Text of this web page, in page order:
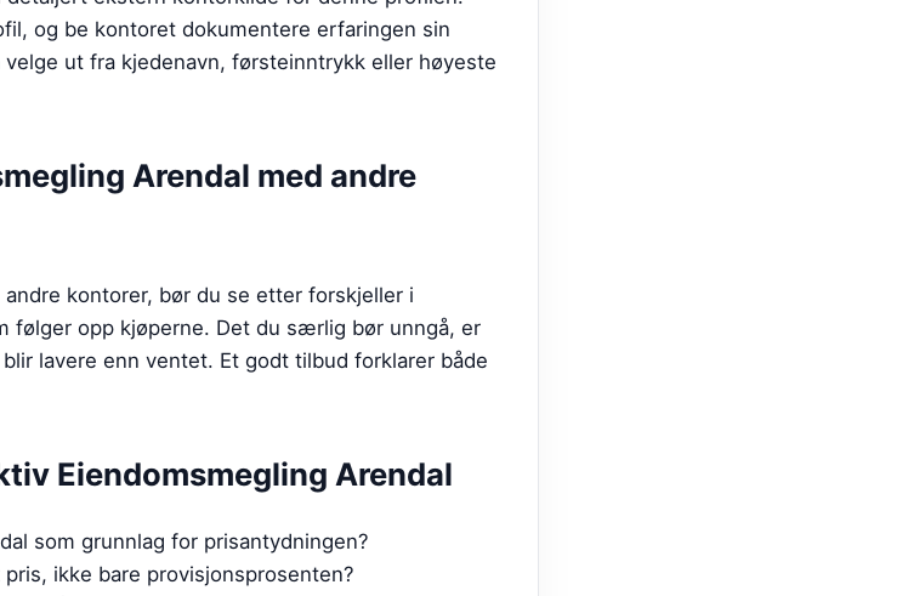
og be kontoret dokumentere erfaringen sin
ut fra kjedenavn, førsteinntrykk eller høyeste
Arendal med andre
kontorer, bør du se etter forskjeller i
følger opp kjøperne. Det du særlig bør unngå, er
lavere enn ventet. Et godt tilbud forklarer både
Eiendomsmegling Arendal
som grunnlag for prisantydningen?
ikke bare provisjonsprosenten?